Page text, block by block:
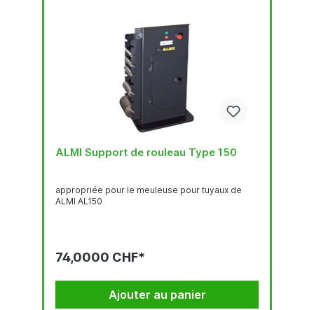
ALMI Support de rouleau Type 150
appropriée pour le meuleuse pour tuyaux de
ALMI AL150
74,0000 CHF*
Ajouter au panier